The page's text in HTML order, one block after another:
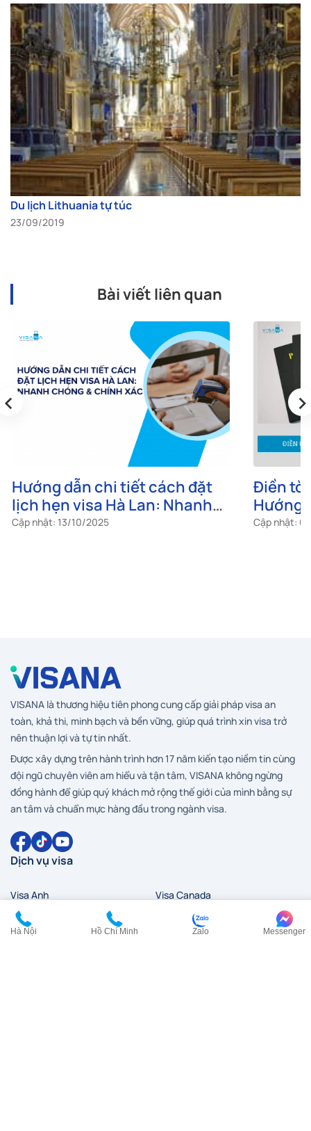
Du lịch Lithuania tự túc
23/09/2019
Bài viết liên quan
Hướng dẫn chi tiết cách đặt
lịch hẹn visa Hà Lan: Nhanh
chóng & chính xác
Cập nhật: 13/10/2025
Điền tờ
Hướng
lần đầu
Cập nhật:
‹ ›
VISANA là thương hiệu tiên phong cung cấp giải pháp visa an
toàn, khả thi, minh bạch và bền vững, giúp quá trình xin visa trở
nên thuận lợi và tự tin nhất.
Được xây dựng trên hành trình hơn 17 năm kiến tạo niềm tin cùng
đội ngũ chuyên viên am hiểu và tận tâm, VISANA không ngừng
đồng hành để giúp quý khách mở rộng thế giới của mình bằng sự
an tâm và chuẩn mực hàng đầu trong ngành visa.
Dịch vụ visa
Visa Anh
Visa Canada
Visa Đài Loan
Visa Hàn Quốc
Hà Nội Hồ Chí Minh Zalo Messenger